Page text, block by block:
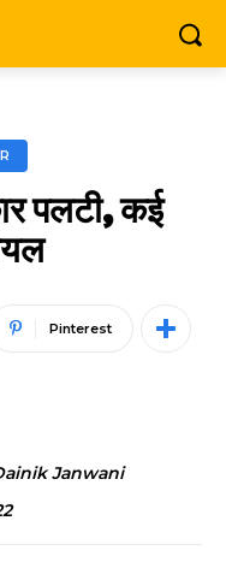
पलटी, कई
Pinterest
Janwani